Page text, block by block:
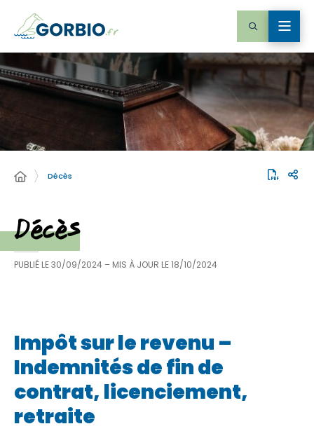
Décès
Décès
PUBLIÉ LE30/09/2024 – MIS À JOUR LE18/10/2024
Impôt sur le revenu –
Indemnités de fin de
contrat, licenciement,
retraite